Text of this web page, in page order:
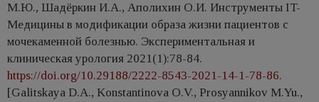
М.Ю., Шадёркин И.А., Аполихин О.И. Инструменты IT-
Медицины в модификации образа жизни пациентов с
мочекаменной болезнью. Экспериментальная и
клиническая урология 2021(1):78-84.
https://doi.org/10.29188/2222-8543-2021-14-1-78-86.
[Galitskaya D.A., Konstantinova O.V., Prosyannikov M.Yu.,